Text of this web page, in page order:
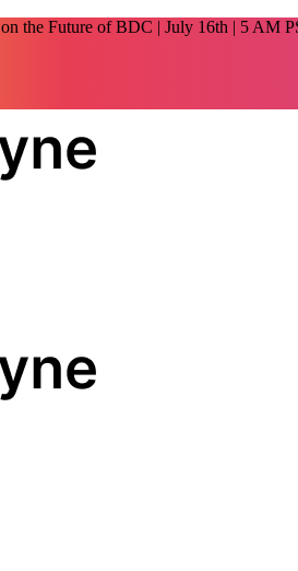
the Future of BDC | July 16th | 5 AM